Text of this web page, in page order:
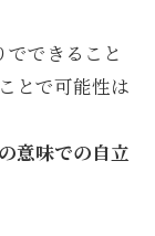
でできること
とで可能性は
意味での自立